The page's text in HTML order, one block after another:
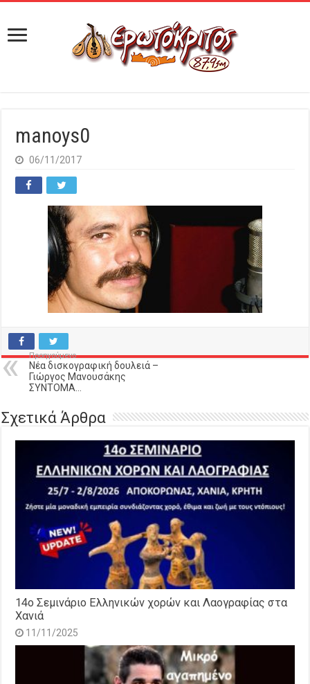
manoys0
06/11/2017
Προηγούμενο
Νέα δισκογραφική δουλειά –
Γιώργος Μανουσάκης
ΣΥΝΤΟΜΑ…
Σχετικά Άρθρα
14o Σεμινάριο Ελληνικών χορών και Λαογραφίας στα
Χανιά
11/11/2025